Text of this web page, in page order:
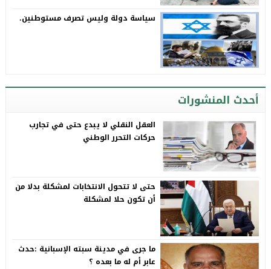
سياسة دولة وليس تصرف مستوطنين.
أحدث المنشورات
العقل النقلي لا يبدع حتى في تجارب
حركات التحرر الوطني
حتى لا تتحول الانتخابات لمشكلة بدلا من
أن تكون حلا لمشكلة
ما جرى في مدينة سبته الإسبانية :حدث
عابر أم له ما بعده ؟